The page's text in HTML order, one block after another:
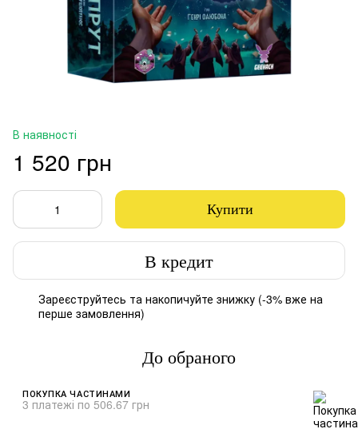
В наявності
1 520 грн
Купити
В кредит
Зареєструйтесь та накопичуйте знижку (-3% вже на
перше замовлення)
До обраного
ПОКУПКА ЧАСТИНАМИ
3 платежі по 506.67 грн